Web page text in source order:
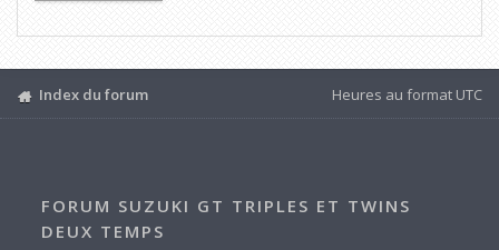
Index du forum Heures au format UTC
FORUM SUZUKI GT TRIPLES ET TWINS
DEUX TEMPS